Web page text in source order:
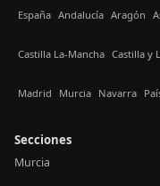
España Andalucía Aragón
Castilla La-Mancha Castilla y
Madrid Murcia Navarra
Secciones
Murcia